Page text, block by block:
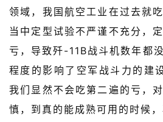
领域，我国航空工业在过去就
当中定型试验不严谨不充分，
亏，导致歼-11B战斗机数年都
程度的影响了空军战斗力的建
我们显然不会吃第二遍的亏，
慎，到真的能成熟可用的时候，